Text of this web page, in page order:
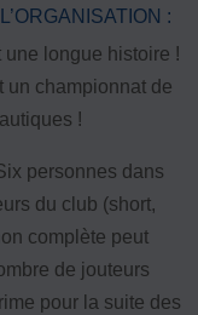
ALS
:
une longue histoire !
un championnat de
!
personnes dans
du club (short,
complète peut
de jouteurs
pour la suite des